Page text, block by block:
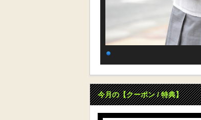
今月の【クーポン / 特典】